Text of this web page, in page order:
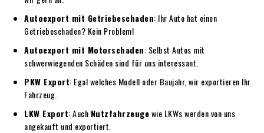
Autoexport mit Getriebeschaden: Ihr Auto hat einen
Getriebeschaden? Kein Problem!
Autoexport mit Motorschaden: Selbst Autos mit
schwerwiegenden Schäden sind für uns interessant.
PKW Export: Egal welches Modell oder Baujahr, wir exportieren Ihr
Fahrzeug.
LKW Export: Auch Nutzfahrzeugewie LKWs werden von uns
angekauft und exportiert.